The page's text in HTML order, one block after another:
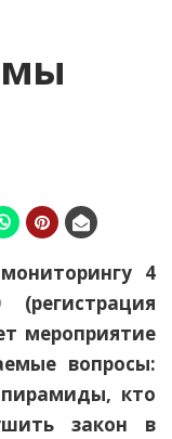
4
мероприятие
вопросы:
кто
закон в